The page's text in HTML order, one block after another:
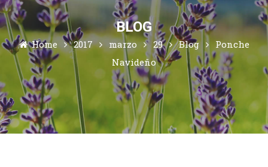
BLOG
Home 2017 marzo 29 Blog
Ponche
Navideño